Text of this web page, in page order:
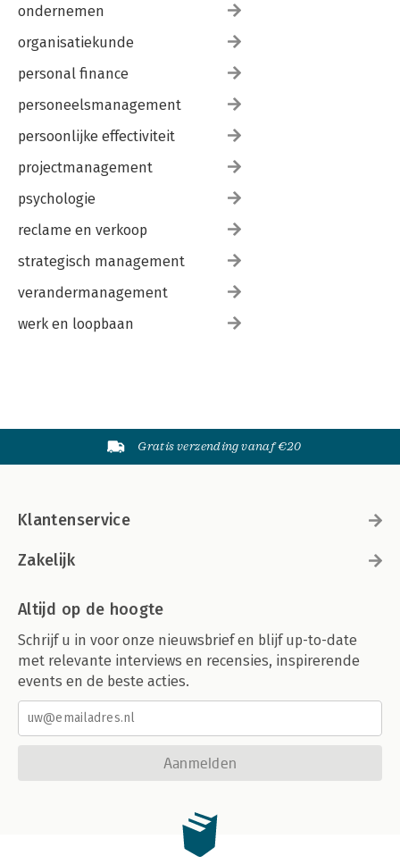
ondernemen
organisatiekunde
personal finance
personeelsmanagement
persoonlijke effectiviteit
projectmanagement
psychologie
reclame en verkoop
strategisch management
verandermanagement
werk en loopbaan
Gratis verzending vanaf €20
Klantenservice
Zakelijk
Altijd op de hoogte
Schrijf u in voor onze nieuwsbrief en blijf up-to-date
met relevante interviews en recensies, inspirerende
events en de beste acties.
Aanmelden